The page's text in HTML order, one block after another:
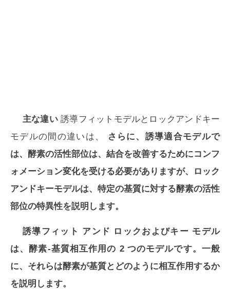
主な違い誘導フィットモデルとロックアンドキー
モデルの間の違いは、
さらに、誘導適合モデルで
は、酵素の活性部位は、結合を改善するためにコンフ
ォメーション変化を受ける必要がありますが、ロック
アンドキーモデルは、特定の基質に対する酵素の活性
部位の特異性を説明します。
誘導フィット アンド ロックおよびキー モデル
は、酵素-基質相互作用の 2 つのモデルです。一般
に、それらは酵素が基質とどのように相互作用するか
を説明します。